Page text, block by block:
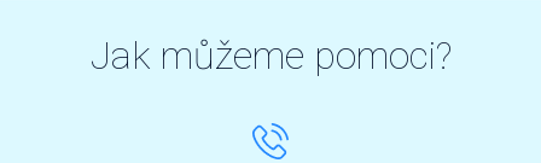
Jak můžeme pomoci?